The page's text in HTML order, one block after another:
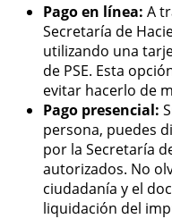
Pago en línea: A
Secretaría de
utilizando una
de PSE. Esta
evitar hacerlo de
Pago presencial:
persona, puedes
por la Secretaría
autorizados. No
ciudadanía y el
liquidación del